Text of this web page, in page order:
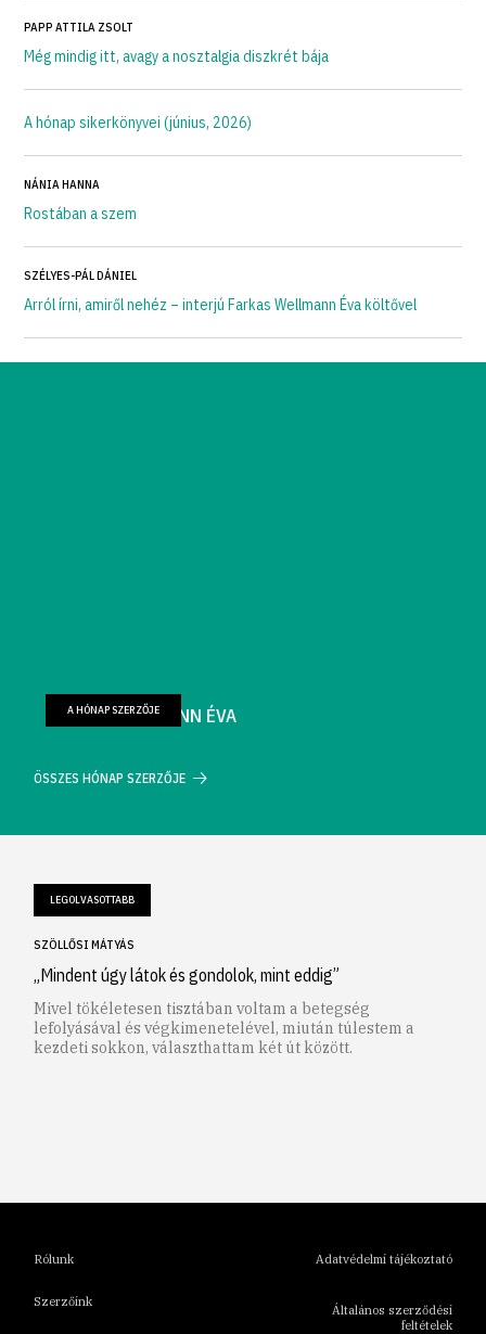
PAPP ATTILA ZSOLT
Még mindig itt, avagy a nosztalgia diszkrét bája
A hónap sikerkönyvei (június, 2026)
NÁNIA HANNA
Rostában a szem
SZÉLYES-PÁL DÁNIEL
Arról írni, amiről nehéz – interjú Farkas Wellmann Éva költővel
FARKAS WELLMANN ÉVA
A HÓNAP SZERZŐJE
ÖSSZES HÓNAP SZERZŐJE
LEGOLVASOTTABB
SZÖLLŐSI MÁTYÁS
„Mindent úgy látok és gondolok, mint eddig”
Mivel tökéletesen tisztában voltam a betegség
lefolyásával és végkimenetelével, miután túlestem a
kezdeti sokkon, választhattam két út között.
Rólunk
Szerzőink
Adatvédelmi tájékoztató
Általános szerződési
feltételek